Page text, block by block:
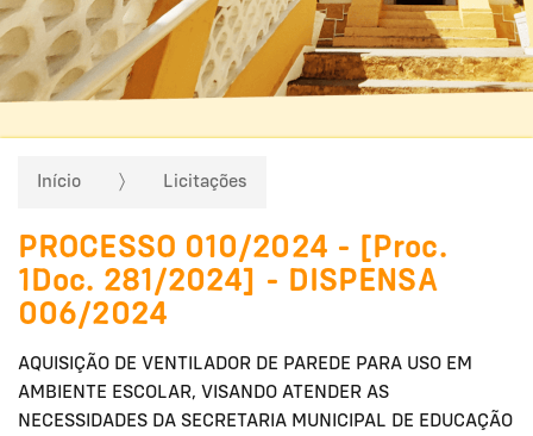
Início Licitações
PROCESSO 010/2024 - [Proc.
1Doc. 281/2024] - DISPENSA
006/2024
AQUISIÇÃO DE VENTILADOR DE PAREDE PARA USO EM
AMBIENTE ESCOLAR, VISANDO ATENDER AS
NECESSIDADES DA SECRETARIA MUNICIPAL DE EDUCAÇÃO